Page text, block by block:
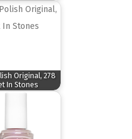
Original, 278
In Stones